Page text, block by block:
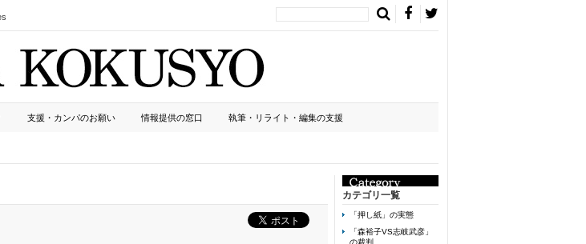
支援・カンパのお願い 情報提供の窓口 執筆・リライト・編集の支援
カテゴリ一覧
「押し紙」の実態
「森裕子VS志岐武彦」
の裁判